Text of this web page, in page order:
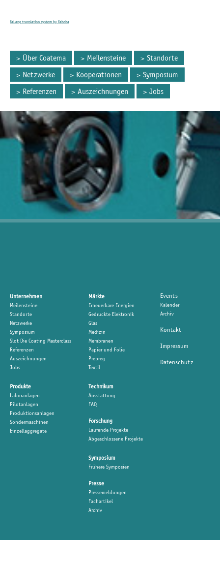
FaLang translation system by Faboba
Über Coatema Meilensteine
Standorte
Netzwerke
Kooperationen
Symposium
Referenzen
Auszeichnungen Jobs
Unternehmen
Meilensteine
Standorte
Netzwerke
Symposium
Slot Die Coating Masterclass
Referenzen
Auszeichnungen
Jobs
Produkte
Laboranlagen
Pilotanlagen
Produktionsanlagen
Sondermaschinen
Einzellaggregate
Märkte
Erneuerbare Energien
Gedruckte Elektronik
Glas
Medizin
Membranen
Papier und Folie
Prepreg
Textil
Technikum
Ausstattung
FAQ
Forschung
Laufende Projekte
Abgeschlossene Projekte
Symposium
Frühere Symposien
Presse
Pressemeldungen
Fachartikel
Archiv
Events
Kalender
Archiv
Kontakt
Impressum
Datenschutz